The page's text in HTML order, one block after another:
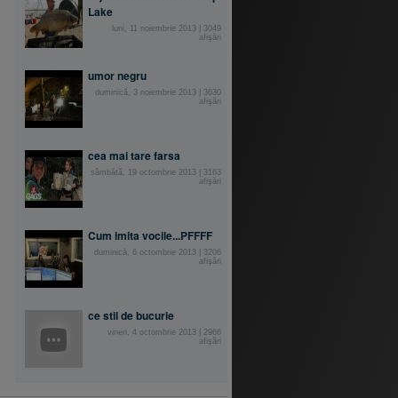
Lake
luni, 11 noiembrie 2013
3049
afişări
umor negru
duminică, 3 noiembrie 2013
3630
afişări
cea mai tare farsa
sâmbătă, 19 octombrie 2013
3163
afişări
Cum imita vocile...PFFFF
duminică, 6 octombrie 2013
3206
afişări
ce stil de bucurie
vineri, 4 octombrie 2013
2966
afişări